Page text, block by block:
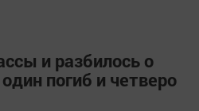
и разбилось о
погиб и четверо